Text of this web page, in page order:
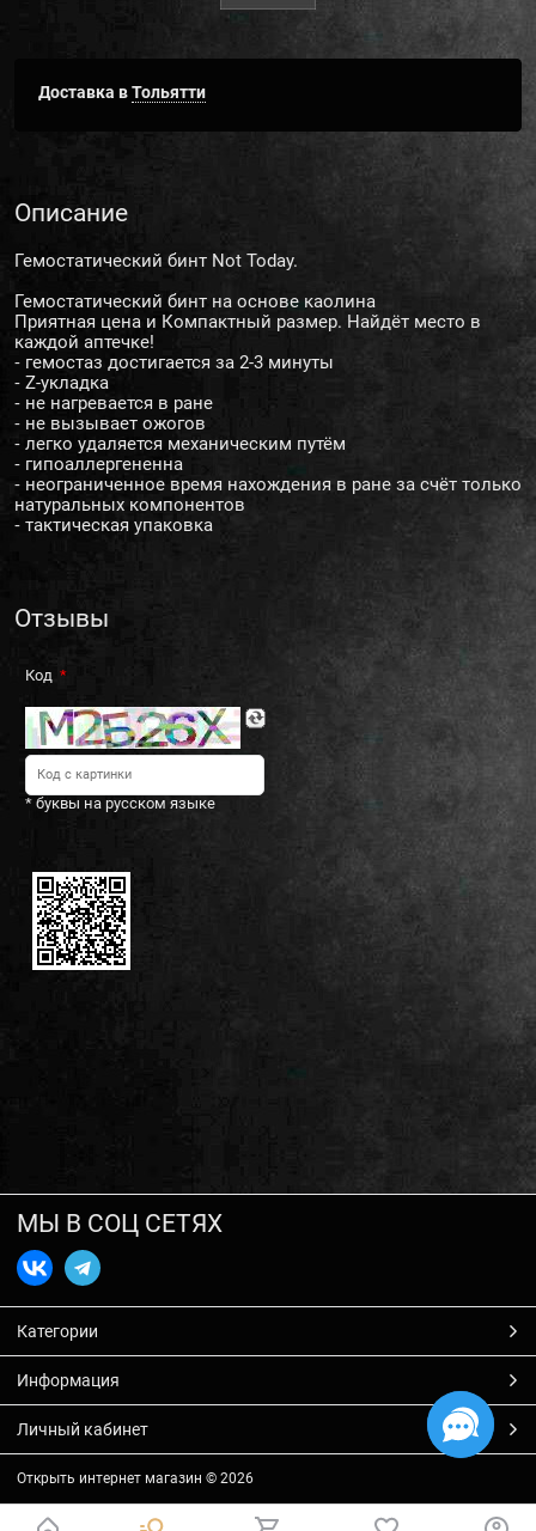
Доставка вТольятти
Описание
Гемостатический бинт Not Today.
Гемостатический бинт на основе каолина
Приятная цена и Компактный размер. Найдёт место в
каждой аптечке!
⁃ гемостаз достигается за 2-3 минуты
⁃ Z-укладка
⁃ не нагревается в ране
⁃ не вызывает ожогов
⁃ легко удаляется механическим путём
⁃ гипоаллергененна
⁃ неограниченное время нахождения в ране за счёт только
натуральных компонентов
⁃ тактическая упаковка
Отзывы
Код
* буквы на русском языке
МЫ В СОЦ СЕТЯХ
Категории
Информация
Личный кабинет
Открыть интернет магазин © 2026